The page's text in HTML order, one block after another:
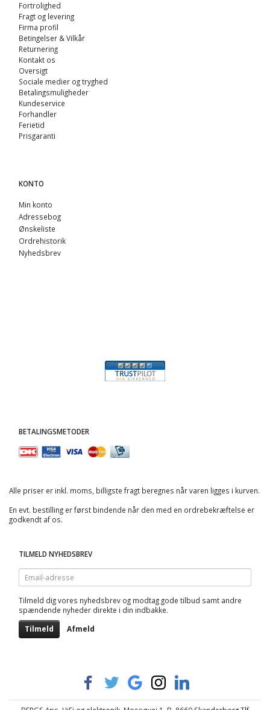
Fortrolighed
Fragt og levering
Firma profil
Betingelser & Vilkår
Returnering
Kontakt os
Oversigt
Sociale medier og tryghed
Betalingsmuligheder
Kundeservice
Forhandler
Ferietid
Prisgaranti
KONTO
Min konto
Adressebog
Ønskeliste
Ordrehistorik
Nyhedsbrev
BETALINGSMETODER
Alle priser er inkl. moms, billigste fragt beregnes når varen ligges i kurven.
En evt. bestilling er først bindende når den med en ordrebekræftelse er
godkendt af os.
TILMELD NYHEDSBREV
Email-
adresse
Tilmeld dig vores nyhedsbrev og modtag gode tilbud samt andre
spændende nyheder direkte i din indbakke.
Tilmeld Afmeld